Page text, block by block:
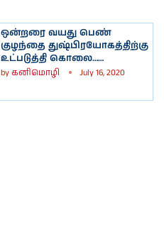
ஒன்றரை வயது பெண்
குழந்தை துஷ்பிரயோகத்திற்கு
உட்படுத்தி கொலை……
byகனிமொழி July 16, 2020